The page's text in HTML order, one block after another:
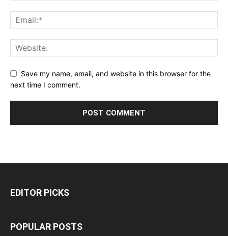
Save my name, email, and website in this browser for the
next time I comment.
EDITOR PICKS
POPULAR POSTS